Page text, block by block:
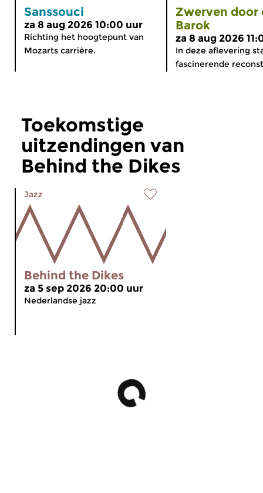
Sanssouci
za 8 aug 2026 10:00 uur
Richting het hoogtepunt van
Mozarts carrière.
Zwerven door
Barok
za 8 aug 2026
In deze aflevering
fascinerende
Toekomstige
uitzendingen van
Behind the Dikes
Jazz
Behind the Dikes
za 5 sep 2026 20:00 uur
Nederlandse jazz